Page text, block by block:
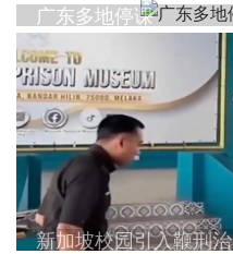
广东多地停课
新加坡校园引入鞭刑治